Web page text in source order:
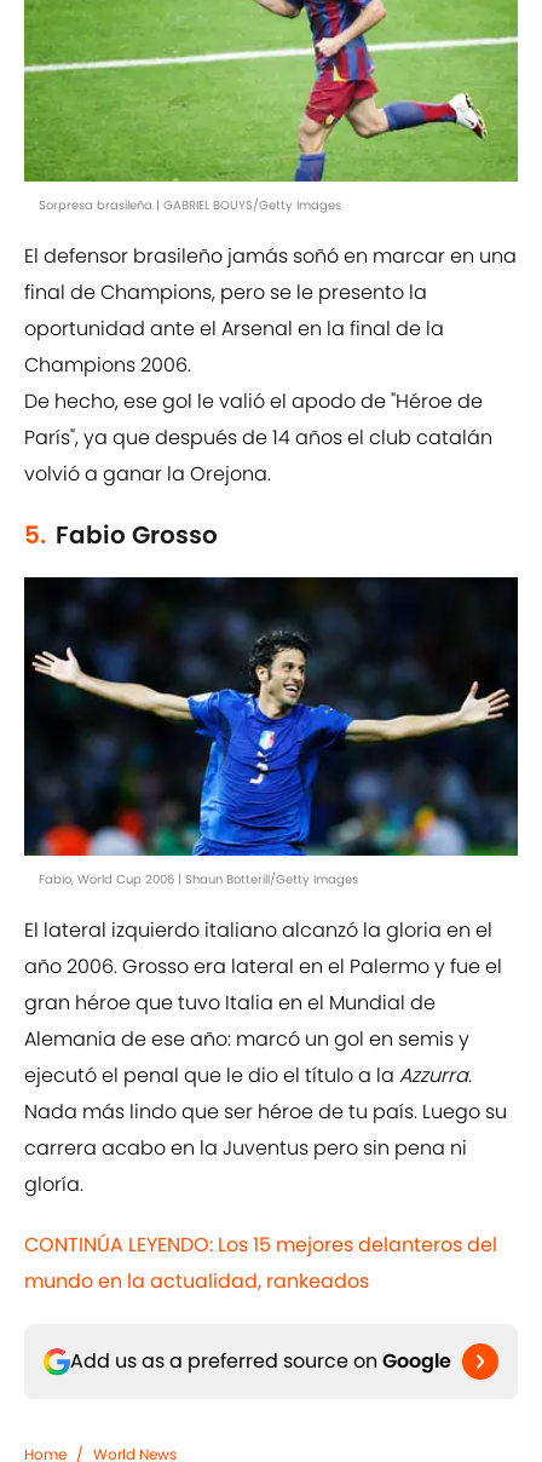
Sorpresa brasileña | GABRIEL BOUYS/Getty Images
El defensor brasileño jamás soñó en marcar en una
final de Champions, pero se le presento la
oportunidad ante el Arsenal en la final de la
Champions 2006.
De hecho, ese gol le valió el apodo de "Héroe de
París", ya que después de 14 años el club catalán
volvió a ganar la Orejona.
5. Fabio Grosso
Fabio, World Cup 2006 | Shaun Botterill/Getty Images
El lateral izquierdo italiano alcanzó la gloria en el
año 2006. Grosso era lateral en el Palermo y fue el
gran héroe que tuvo Italia en el Mundial de
Alemania de ese año: marcó un gol en semis y
ejecutó el penal que le dio el título a la Azzurra.
Nada más lindo que ser héroe de tu país. Luego su
carrera acabo en la Juventus pero sin pena ni
gloría.
CONTINÚA LEYENDO: Los 15 mejores delanteros del
mundo en la actualidad, rankeados
Add us as a preferred source on Google
Home / World News